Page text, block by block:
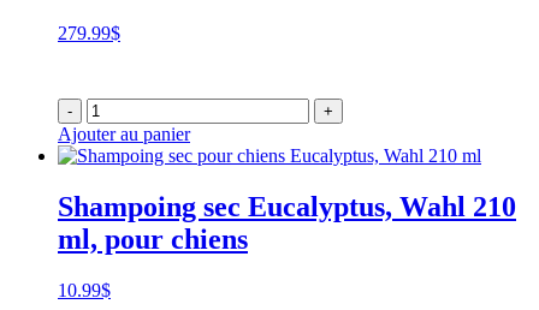
279.99$
- +
Ajouter au panier
Shampoing sec Eucalyptus, Wahl 210
ml, pour chiens
10.99$